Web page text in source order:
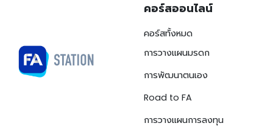
คอร์สออนไลน์
คอร์สทั้งหมด
การวางแผนมรดก
การพัฒนาตนเอง
Road to FA
การวางแผนการลงทุน